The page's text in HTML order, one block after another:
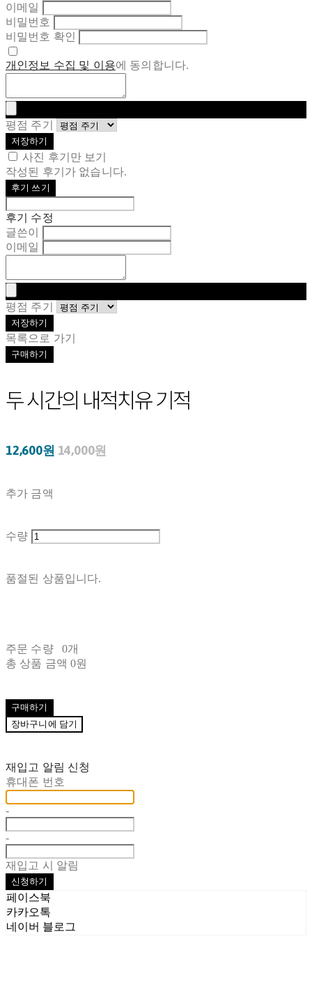
이메일
비밀번호
비밀번호 확인
개인정보 수집 및 이용에 동의합니다.
평점 주기
저장하기
사진 후기만 보기
작성된 후기가 없습니다.
후기 쓰기
후기 수정
글쓴이
이메일
평점 주기
저장하기
목록으로 가기
구매하기
두 시간의 내적치유 기적
12,600원 14,000원
추가 금액
수량
품절된 상품입니다.
주문 수량
0개
총 상품 금액 0원
구매하기
장바구니에 담기
재입고 알림 신청
휴대폰 번호
-
-
재입고 시 알림
신청하기
페이스북
카카오톡
네이버 블로그